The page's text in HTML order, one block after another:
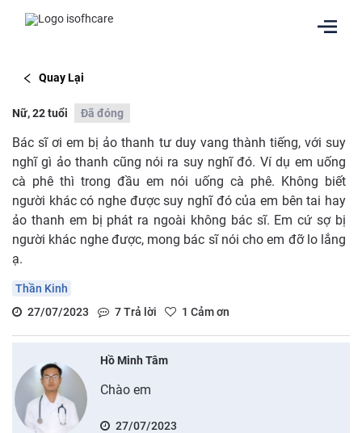
Quay Lại
Nữ, 22 tuổi Đã đóng
Bác sĩ ơi em bị ảo thanh tư duy vang thành tiếng, với suy
nghĩ gì ảo thanh cũng nói ra suy nghĩ đó. Ví dụ em uống
cà phê thì trong đầu em nói uống cà phê. Không biết
người khác có nghe được suy nghĩ đó của em bên tai hay
ảo thanh em bị phát ra ngoài không bác sĩ. Em cứ sợ bị
người khác nghe được, mong bác sĩ nói cho em đỡ lo lắng
ạ.
Thần Kinh
27/07/2023
7Trả lời 1 Cảm ơn
Hồ Minh Tâm
Chào em
27/07/2023